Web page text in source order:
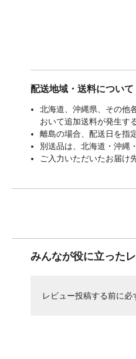
配送地域・送料について
北海道、沖縄県、その他
おいて追加送料が発生す
離島の場合、配送日を指
別送品は、北海道・沖縄
ご入力いただいたお届け
みんなが役に立った
レビュー投稿する前に必